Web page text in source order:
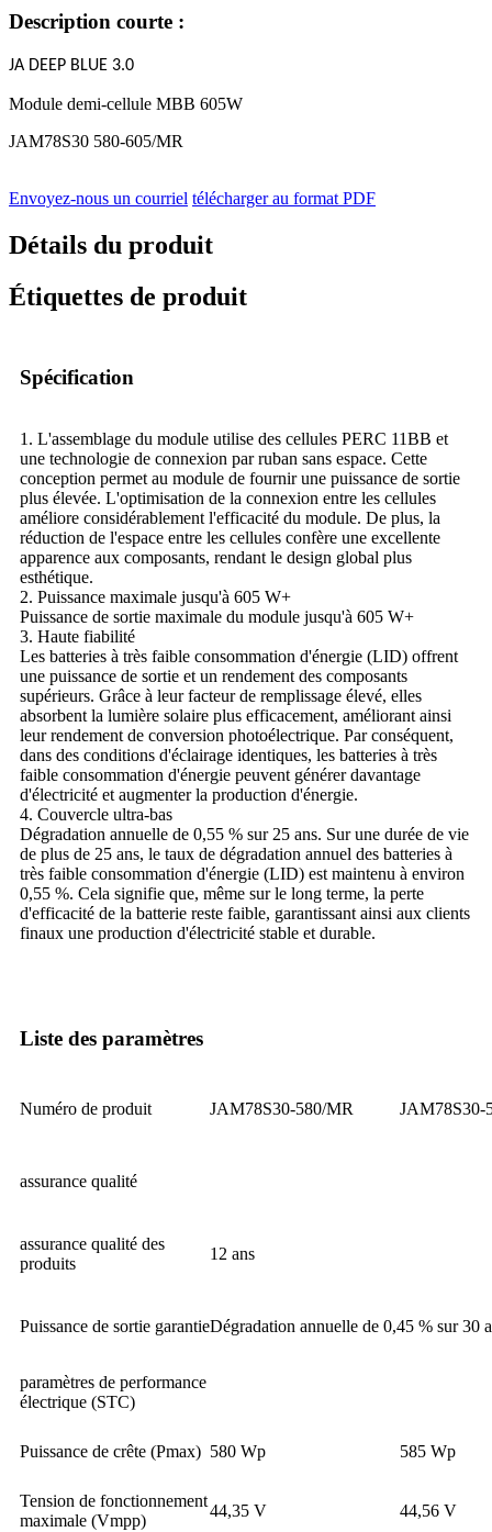
Description courte :
JA DEEP BLUE 3.0
Module demi-cellule MBB 605W
JAM78S30 580-605/MR
Envoyez-nous un courriel télécharger au format PDF
Détails du produit
Étiquettes de produit
Spécification
1. L'assemblage du module utilise des cellules PERC 11BB et
une technologie de connexion par ruban sans espace. Cette
conception permet au module de fournir une puissance de sortie
plus élevée. L'optimisation de la connexion entre les cellules
améliore considérablement l'efficacité du module. De plus, la
réduction de l'espace entre les cellules confère une excellente
apparence aux composants, rendant le design global plus
esthétique.
2. Puissance maximale jusqu'à 605 W+
Puissance de sortie maximale du module jusqu'à 605 W+
3. Haute fiabilité
Les batteries à très faible consommation d'énergie (LID) offrent
une puissance de sortie et un rendement des composants
supérieurs. Grâce à leur facteur de remplissage élevé, elles
absorbent la lumière solaire plus efficacement, améliorant ainsi
leur rendement de conversion photoélectrique. Par conséquent,
dans des conditions d'éclairage identiques, les batteries à très
faible consommation d'énergie peuvent générer davantage
d'électricité et augmenter la production d'énergie.
4. Couvercle ultra-bas
Dégradation annuelle de 0,55 % sur 25 ans. Sur une durée de vie
de plus de 25 ans, le taux de dégradation annuel des batteries à
très faible consommation d'énergie (LID) est maintenu à environ
0,55 %. Cela signifie que, même sur le long terme, la perte
d'efficacité de la batterie reste faible, garantissant ainsi aux clients
finaux une production d'électricité stable et durable.
Liste des paramètres
Numéro de produit JAM78S30-580/MR JAM78S30-
assurance qualité
assurance qualité des
produits
12 ans
Puissance de sortie garantieDégradation annuelle de 0,45 % sur 30
paramètres de performance
électrique (STC)
Puissance de crête (Pmax) 580 Wp 585 Wp
Tension de fonctionnement
maximale (Vmpp)
44,35 V 44,56 V